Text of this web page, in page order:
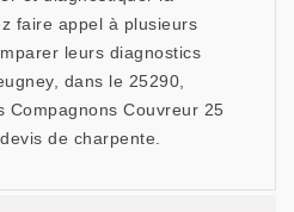
faire appel à plusieurs
leurs diagnostics
dans le 25290,
Compagnons Couvreur 25
de charpente.